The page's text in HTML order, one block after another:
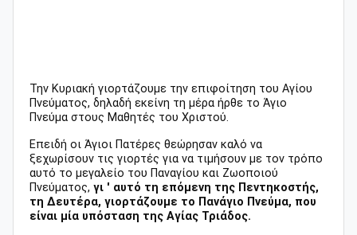
Την Κυριακή γιορτάζουμε την επιφοίτηση του Αγίου
Πνεύματος, δηλαδή εκείνη τη μέρα ήρθε το Άγιο
Πνεύμα στους Μαθητές του Χριστού.
Επειδή οι Άγιοι Πατέρες θεώρησαν καλό να
ξεχωρίσουν τις γιορτές για να τιμήσουν με τον τρόπο
αυτό το μεγαλείο του Παναγίου και Ζωοποιού
Πνεύματος, γι ' αυτό τη επόμενη της Πεντηκοστής,
τη Δευτέρα, γιορτάζουμε το Πανάγιο Πνεύμα, που
είναι μία υπόσταση της Αγίας Τριάδος.